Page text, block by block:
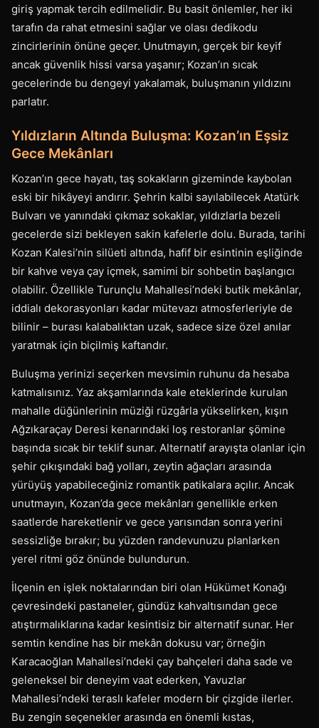
giriş yapmak tercih edilmelidir. Bu basit önlemler, her iki
tarafın da rahat etmesini sağlar ve olası dedikodu
zincirlerinin önüne geçer. Unutmayın, gerçek bir keyif
ancak güvenlik hissi varsa yaşanır; Kozan’ın sıcak
gecelerinde bu dengeyi yakalamak, buluşmanın yıldızını
parlatır.
Yıldızların Altında Buluşma: Kozan’ın Eşsiz
Gece Mekânları
Kozan’ın gece hayatı, taş sokakların gizeminde kaybolan
eski bir hikâyeyi andırır. Şehrin kalbi sayılabilecek Atatürk
Bulvarı ve yanındaki çıkmaz sokaklar, yıldızlarla bezeli
gecelerde sizi bekleyen sakin kafelerle dolu. Burada, tarihi
Kozan Kalesi’nin silüeti altında, hafif bir esintinin eşliğinde
bir kahve veya çay içmek, samimi bir sohbetin başlangıcı
olabilir. Özellikle Turunçlu Mahallesi’ndeki butik mekânlar,
iddialı dekorasyonları kadar mütevazı atmosferleriyle de
bilinir – burası kalabalıktan uzak, sadece size özel anılar
yaratmak için biçilmiş kaftandır.
Buluşma yerinizi seçerken mevsimin ruhunu da hesaba
katmalısınız. Yaz akşamlarında kale eteklerinde kurulan
mahalle düğünlerinin müziği rüzgârla yükselirken, kışın
Ağzıkaraçay Deresi kenarındaki loş restoranlar şömine
başında sıcak bir teklif sunar. Alternatif arayışta olanlar için
şehir çıkışındaki bağ yolları, zeytin ağaçları arasında
yürüyüş yapabileceğiniz romantik patikalara açılır. Ancak
unutmayın, Kozan’da gece mekânları genellikle erken
saatlerde hareketlenir ve gece yarısından sonra yerini
sessizliğe bırakır; bu yüzden randevunuzu planlarken
yerel ritmi göz önünde bulundurun.
İlçenin en işlek noktalarından biri olan Hükümet Konağı
çevresindeki pastaneler, gündüz kahvaltısından gece
atıştırmalıklarına kadar kesintisiz bir alternatif sunar. Her
semtin kendine has bir mekân dokusu var; örneğin
Karacaoğlan Mahallesi’ndeki çay bahçeleri daha sade ve
geleneksel bir deneyim vaat ederken, Yavuzlar
Mahallesi’ndeki teraslı kafeler modern bir çizgide ilerler.
Bu zengin seçenekler arasında en önemli kıstas,